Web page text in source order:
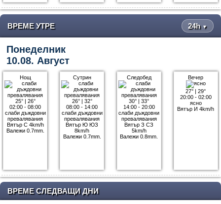
ВРЕМЕ УТРЕ 24h ▼
Понеделник
10.08. Август
Нощ
25°| 26°
02:00 - 08:00
слаби дъждовни
превалявания
Вятър С 4km/h
Валежи 0.7mm.
Сутрин
26°| 32°
08:00 - 14:00
слаби дъждовни
превалявания
Вятър Ю ЮЗ
8km/h
Валежи 0.7mm.
Следобед
30° |33°
14:00 - 20:00
слаби дъждовни
превалявания
Вятър З СЗ
5km/h
Валежи 0.8mm.
Вечер
27° |29°
20:00 - 02:00
ясно
Вятър И 4km/h
ВРЕМЕ СЛЕДВАЩИ ДНИ